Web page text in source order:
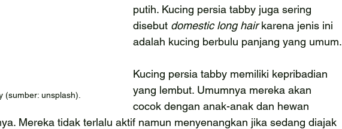
(sumber: unsplash).
putih. Kucing persia tabby juga sering
disebut domestic long hair karena jenis ini
adalah kucing berbulu panjang yang umum.
Kucing persia tabby memiliki kepribadian
yang lembut. Umumnya mereka akan
cocok dengan anak-anak dan hewan
Mereka tidak terlalu aktif namun menyenangkan jika sedang diajak